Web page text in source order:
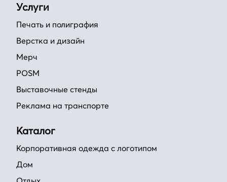
Услуги
Печать и полиграфия
Верстка и дизайн
Мерч
POSM
Выставочные стенды
Реклама на транспорте
Каталог
Корпоративная одежда с логотипом
Дом